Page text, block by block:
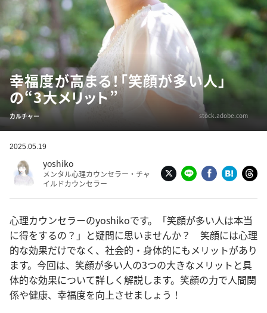
幸福度が高まる！「笑顔が多い人」
の“3大メリット”
カルチャー stock.adobe.com
2025.05.19
yoshiko
メンタル心理カウンセラー・チャ
イルドカウンセラー
心理カウンセラーのyoshikoです。「笑顔が多い人は本当
に得をするの？」と疑問に思いませんか？ 笑顔には心理
的な効果だけでなく、社会的・身体的にもメリットがあり
ます。今回は、笑顔が多い人の3つの大きなメリットと具
体的な効果について詳しく解説します。笑顔の力で人間関
係や健康、幸福度を向上させましょう！